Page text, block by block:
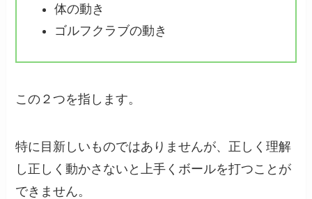
体の動き
ゴルフクラブの動き
この２つを指します。
特に目新しいものではありませんが、正しく理解
し正しく動かさないと上手くボールを打つことが
できません。